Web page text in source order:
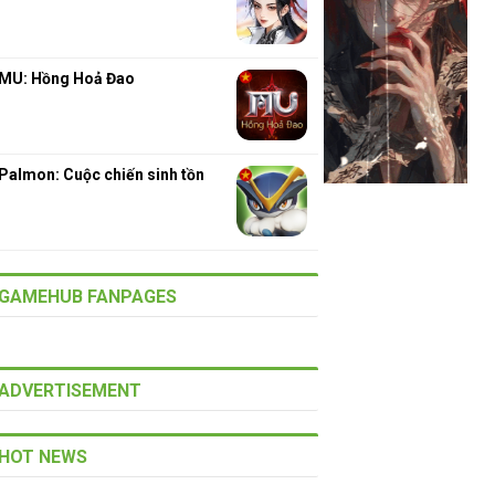
Hồng Hoả Đao
Cuộc chiến sinh tồn
FANPAGES
NEWS